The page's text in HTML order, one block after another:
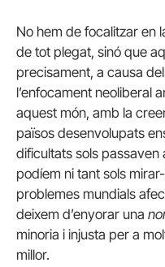
No hem de focalitzar en
de tot plegat, sinó que
precisament, a causa
l’enfocament neoliberal
aquest món, amb la
països desenvolupats
dificultats sols passaven
podíem ni tant sols
problemes mundials
deixem d’enyorar una
minoria i injusta per a
millor.